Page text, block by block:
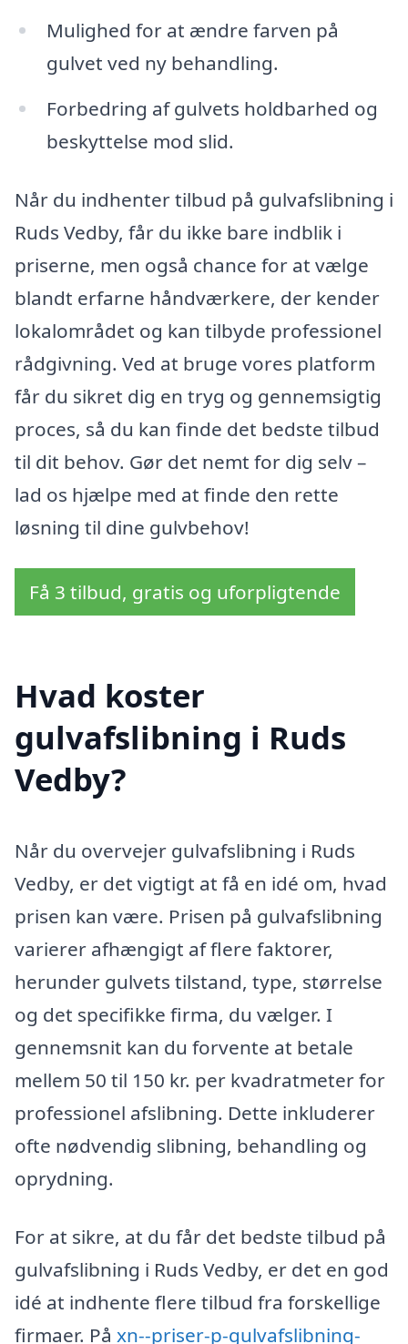
Mulighed for at ændre farven på
gulvet ved ny behandling.
Forbedring af gulvets holdbarhed og
beskyttelse mod slid.
Når du indhenter tilbud på gulvafslibning i
Ruds Vedby, får du ikke bare indblik i
priserne, men også chance for at vælge
blandt erfarne håndværkere, der kender
lokalområdet og kan tilbyde professionel
rådgivning. Ved at bruge vores platform
får du sikret dig en tryg og gennemsigtig
proces, så du kan finde det bedste tilbud
til dit behov. Gør det nemt for dig selv –
lad os hjælpe med at finde den rette
løsning til dine gulvbehov!
Få 3 tilbud, gratis og uforpligtende
Hvad koster
gulvafslibning i Ruds
Vedby?
Når du overvejer gulvafslibning i Ruds
Vedby, er det vigtigt at få en idé om, hvad
prisen kan være. Prisen på gulvafslibning
varierer afhængigt af flere faktorer,
herunder gulvets tilstand, type, størrelse
og det specifikke firma, du vælger. I
gennemsnit kan du forvente at betale
mellem 50 til 150 kr. per kvadratmeter for
professionel afslibning. Dette inkluderer
ofte nødvendig slibning, behandling og
oprydning.
For at sikre, at du får det bedste tilbud på
gulvafslibning i Ruds Vedby, er det en god
idé at indhente flere tilbud fra forskellige
firmaer. På xn--priser-p-gulvafslibning-